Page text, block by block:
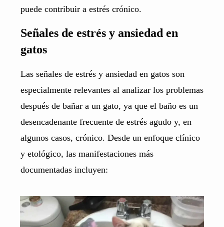
puede contribuir a estrés crónico.
Señales de estrés y ansiedad en
gatos
Las señales de estrés y ansiedad en gatos son
especialmente relevantes al analizar los problemas
después de bañar a un gato, ya que el baño es un
desencadenante frecuente de estrés agudo y, en
algunos casos, crónico. Desde un enfoque clínico
y etológico, las manifestaciones más
documentadas incluyen: